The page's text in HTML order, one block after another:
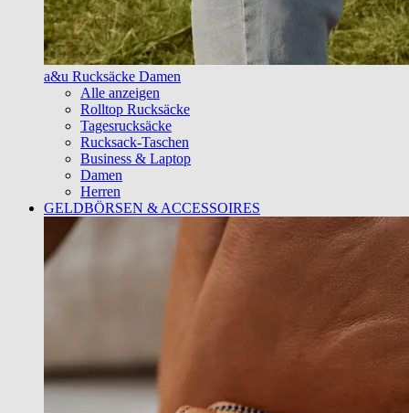
a&u Rucksäcke Damen
Alle anzeigen
Rolltop Rucksäcke
Tagesrucksäcke
Rucksack-Taschen
Business & Laptop
Damen
Herren
GELDBÖRSEN & ACCESSOIRES